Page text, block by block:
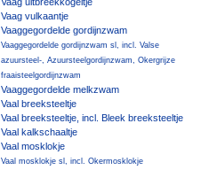
Vaag vulkaantje
Vaaggegordelde gordijnzwam
Vaaggegordelde gordijnzwam sl, incl. Valse
azuursteel-, Azuursteelgordijnzwam, Okergrijze
fraaisteelgordijnzwam
Vaaggegordelde melkzwam
Vaal breeksteeltje
Vaal breeksteeltje, incl. Bleek breeksteeltje
Vaal kalkschaaltje
Vaal mosklokje
Vaal mosklokje sl, incl. Okermosklokje